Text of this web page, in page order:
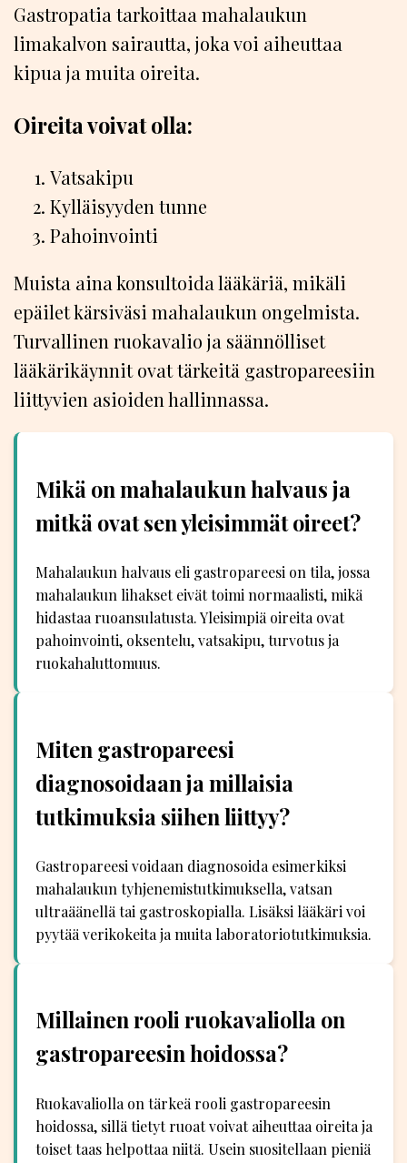
Gastropatia tarkoittaa mahalaukun
limakalvon sairautta, joka voi aiheuttaa
kipua ja muita oireita.
Oireita voivat olla:
Vatsakipu
Kylläisyyden tunne
Pahoinvointi
Muista aina konsultoida lääkäriä, mikäli
epäilet kärsiväsi mahalaukun ongelmista.
Turvallinen ruokavalio ja säännölliset
lääkärikäynnit ovat tärkeitä gastropareesiin
liittyvien asioiden hallinnassa.
Mikä on mahalaukun halvaus ja
mitkä ovat sen yleisimmät oireet?
Mahalaukun halvaus eli gastropareesi on tila, jossa
mahalaukun lihakset eivät toimi normaalisti, mikä
hidastaa ruoansulatusta. Yleisimpiä oireita ovat
pahoinvointi, oksentelu, vatsakipu, turvotus ja
ruokahaluttomuus.
Miten gastropareesi
diagnosoidaan ja millaisia
tutkimuksia siihen liittyy?
Gastropareesi voidaan diagnosoida esimerkiksi
mahalaukun tyhjenemistutkimuksella, vatsan
ultraäänellä tai gastroskopialla. Lisäksi lääkäri voi
pyytää verikokeita ja muita laboratoriotutkimuksia.
Millainen rooli ruokavaliolla on
gastropareesin hoidossa?
Ruokavaliolla on tärkeä rooli gastropareesin
hoidossa, sillä tietyt ruoat voivat aiheuttaa oireita ja
toiset taas helpottaa niitä. Usein suositellaan pieniä